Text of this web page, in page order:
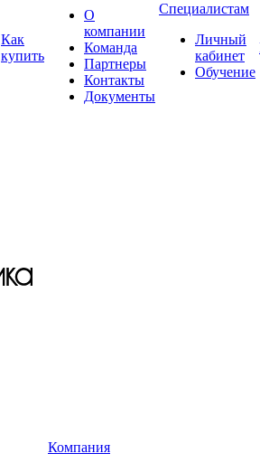
Как
купить
О
компании
Команда
Партнеры
Контакты
Документы
Специалистам
Личный
кабинет
Обучение
Компания